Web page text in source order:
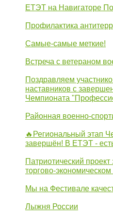
ЕТЭТ на Навигаторе
Профилактика
Самые-самые меткие!
Встреча с ветераном
Поздравляем
наставников с
Чемпионата
Районная военно-
🔥Региональный этап
завершён! В ЕТЭТ -
Патриотический
торгово-
Мы на Фестивале
Лыжня России